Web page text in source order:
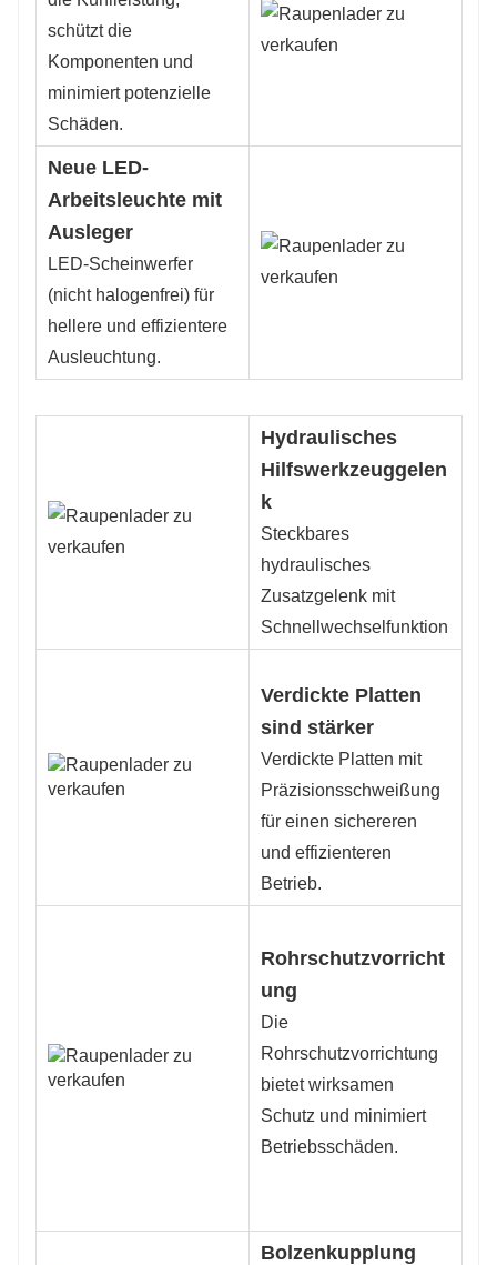
schützt die
Komponenten und
minimiert potenzielle
Schäden.
Neue LED-
Arbeitsleuchte mit
Ausleger
LED-Scheinwerfer
(nicht halogenfrei) für
hellere und effizientere
Ausleuchtung.
Hydraulisches
Hilfswerkzeuggelen
k
Steckbares
hydraulisches
Zusatzgelenk mit
Schnellwechselfunktion
Verdickte Platten
sind stärker
Verdickte Platten mit
Präzisionsschweißung
für einen sichereren
und effizienteren
Betrieb.
Rohrschutzvorricht
ung
Die
Rohrschutzvorrichtung
bietet wirksamen
Schutz und minimiert
Betriebsschäden.
Bolzenkupplung